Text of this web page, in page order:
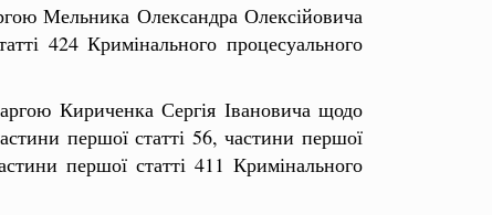
Мельника Олександра Олексійовича
424 Кримінального процесуального
Кириченка Сергія Івановича щодо
першої статті 56, частини першої
першої статті 411 Кримінального